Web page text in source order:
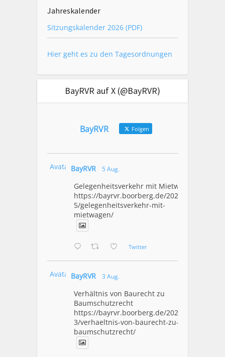
Jahreskalender
Sitzungskalender 2026 (PDF)
Hier geht es zu den Tagesordnungen
BayRVR auf X (@BayRVR)
BayRVR Folgen
Avatar BayRVR 5 Aug.
Gelegenheitsverkehr mit Mietwagen
https://bayrvr.boorberg.de/2026/08/0
5/gelegenheitsverkehr-mit-
mietwagen/
Twitter
Avatar BayRVR 3 Aug.
Verhältnis von Baurecht zu
Baumschutzrecht
https://bayrvr.boorberg.de/2026/08/0
3/verhaeltnis-von-baurecht-zu-
baumschutzrecht/